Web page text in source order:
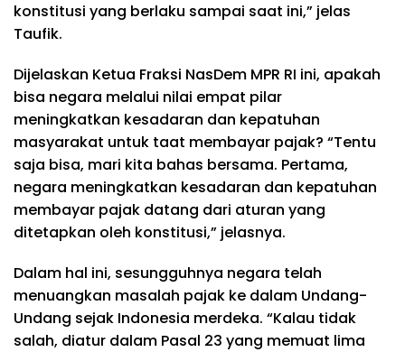
konstitusi yang berlaku sampai saat ini,” jelas
Taufik.
Dijelaskan Ketua Fraksi NasDem MPR RI ini, apakah
bisa negara melalui nilai empat pilar
meningkatkan kesadaran dan kepatuhan
masyarakat untuk taat membayar pajak? “Tentu
saja bisa, mari kita bahas bersama. Pertama,
negara meningkatkan kesadaran dan kepatuhan
membayar pajak datang dari aturan yang
ditetapkan oleh konstitusi,” jelasnya.
Dalam hal ini, sesungguhnya negara telah
menuangkan masalah pajak ke dalam Undang-
Undang sejak Indonesia merdeka. “Kalau tidak
salah, diatur dalam Pasal 23 yang memuat lima